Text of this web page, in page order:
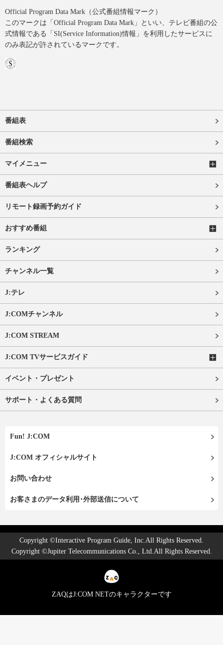
Official Program Data Mark（公式番組情報マーク）
このマークは「Official Program Data Mark」といい、テレビ番組の公
式情報である「SI(Service Information)情報」を利用したサービスに
のみ表記が許されているマークです。
番組表
番組検索
マイメニュー
番組表ヘルプ
リモート録画予約ガイド
おすすめ番組
ランキング
チャンネル一覧
J:テレ
J:COMチャンネル
J:COM STREAM
J:COM TVサービスガイド
イベント・プレゼント
サポート・よくある質問
Fun! J:COM
J:COM オフィシャルサイト
お問い合わせ
お客さまのデータ利用･外部送信について
Copyright ©Interactive Program Guide, Inc.All Rights Reserved.
Copyright ©Jupiter Telecommunications Co., Ltd.All Rights Reserved.
ZAQはJ:COM NETのキャラクターです